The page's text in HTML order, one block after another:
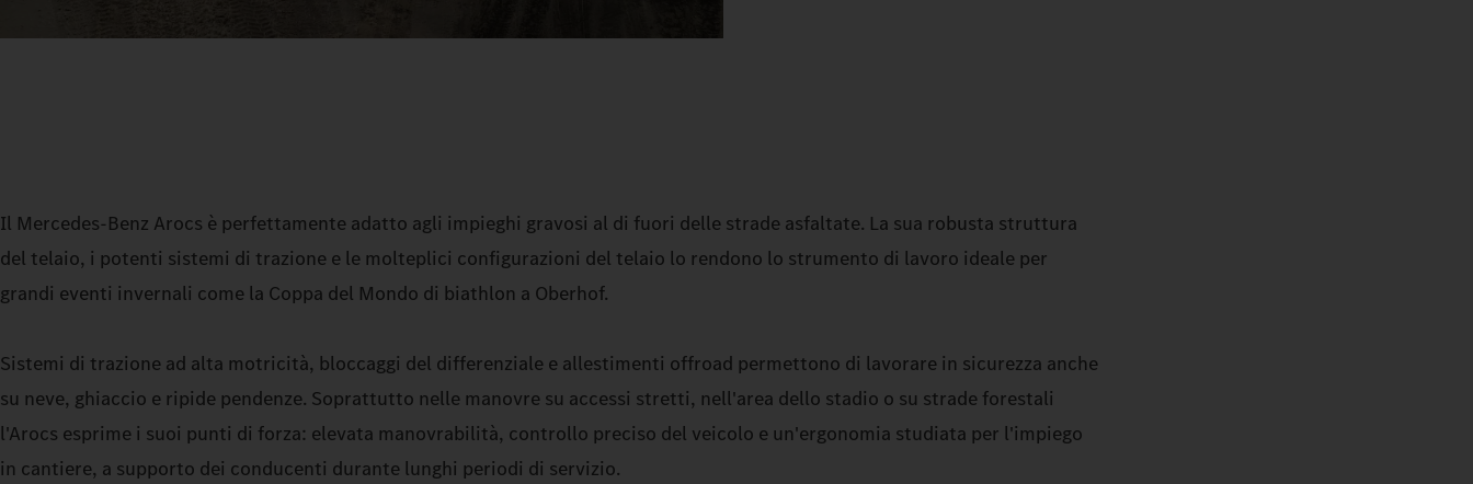
Il Mercedes‑Benz Arocs è perfettamente adatto agli impieghi gravosi al di fuori delle strade asfaltate. La sua robusta struttura
del telaio, i potenti sistemi di trazione e le molteplici configurazioni del telaio lo rendono lo strumento di lavoro ideale per
grandi eventi invernali come la Coppa del Mondo di biathlon a Oberhof.
Sistemi di trazione ad alta motricità, bloccaggi del differenziale e allestimenti offroad permettono di lavorare in sicurezza anche
su neve, ghiaccio e ripide pendenze. Soprattutto nelle manovre su accessi stretti, nell'area dello stadio o su strade forestali
l'Arocs esprime i suoi punti di forza: elevata manovrabilità, controllo preciso del veicolo e un'ergonomia studiata per l'impiego
in cantiere, a supporto dei conducenti durante lunghi periodi di servizio.